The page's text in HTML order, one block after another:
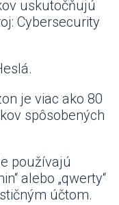
uskutočňujú
Cybersecurity
je viac ako 80
spôsobených
používajú
alebo „qwerty“
účtom.